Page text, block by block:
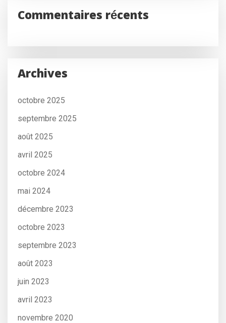
Commentaires récents
Archives
octobre 2025
septembre 2025
août 2025
avril 2025
octobre 2024
mai 2024
décembre 2023
octobre 2023
septembre 2023
août 2023
juin 2023
avril 2023
novembre 2020